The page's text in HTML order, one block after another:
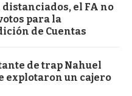
el FA no
para la
de Cuentas
de trap Nahuel
explotaron un cajero